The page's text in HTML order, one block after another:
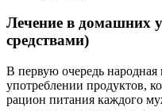
Лечение в домашних
средствами)
В первую очередь
употреблении продуктов,
рацион питания каждого